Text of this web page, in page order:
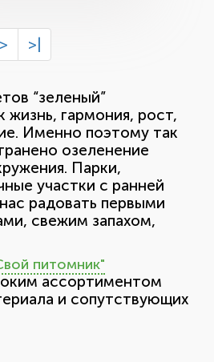
> >|
“зеленый”
жизнь, гармония, рост,
Именно поэтому так
озеленение
Парки,
участки с ранней
радовать первыми
свежим запахом,
питомник"
ассортиментом
и сопутствующих